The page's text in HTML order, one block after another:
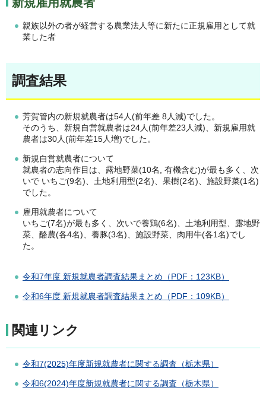
親族以外の者が経営する農業法人等に新たに正規雇用として就
業した者
調査結果
芳賀管内の新規就農者は54人(前年差 8人減)でした。
そのうち、新規自営就農者は24人(前年差23人減)、新規雇用就
農者は30人(前年差15人増)でした。
新規自営就農者について
就農者の志向作目は、露地野菜(10名, 有機含む)が最も多く、次
いで いちご(9名)、土地利用型(2名)、果樹(2名)、施設野菜(1名)
でした。
雇用就農者について
いちご(7名)が最も多く、次いで養鶏(6名)、土地利用型、露地野
菜、酪農(各4名)、養豚(3名)、施設野菜、肉用牛(各1名)でし
た。
令和7年度 新規就農者調査結果まとめ（PDF：123KB）
令和6年度 新規就農者調査結果まとめ（PDF：109KB）
関連リンク
令和7(2025)年度新規就農者に関する調査（栃木県）
令和6(2024)年度新規就農者に関する調査（栃木県）